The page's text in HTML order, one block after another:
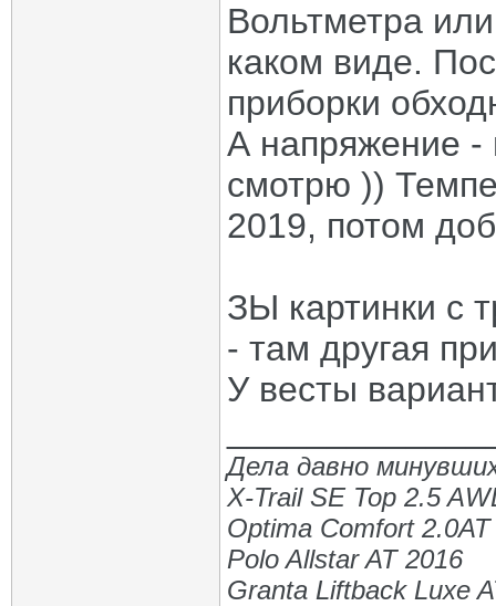
Вольтметра
каком виде.
приборки
А напряжение -
смотрю ))
2019, потом
ЗЫ картинки с
- там другая
У весты
Дела давно
X-Trail SE Top 2.5
Optima Comfort
Polo Allstar AT 2016
Granta Liftback Luxe